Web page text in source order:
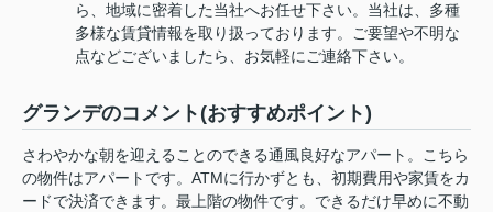
ら、地域に密着した当社へお任せ下さい。当社は、多種
多様な賃貸情報を取り扱っております。ご要望や不明な
点などございましたら、お気軽にご連絡下さい。
グランデのコメント(おすすめポイント)
さわやかな朝を迎えることのできる通風良好なアパート。こちら
の物件はアパートです。ATMに行かずとも、初期費用や家賃をカ
ードで決済できます。最上階の物件です。できるだけ早めに不動